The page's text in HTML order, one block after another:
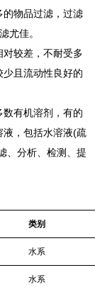
的物品过滤，过滤
尤佳。
对较差，不耐受多
且流动性良好的
数有机溶剂，有的
液，包括水溶液(疏
、分析、检测、提
类别
水系
水系